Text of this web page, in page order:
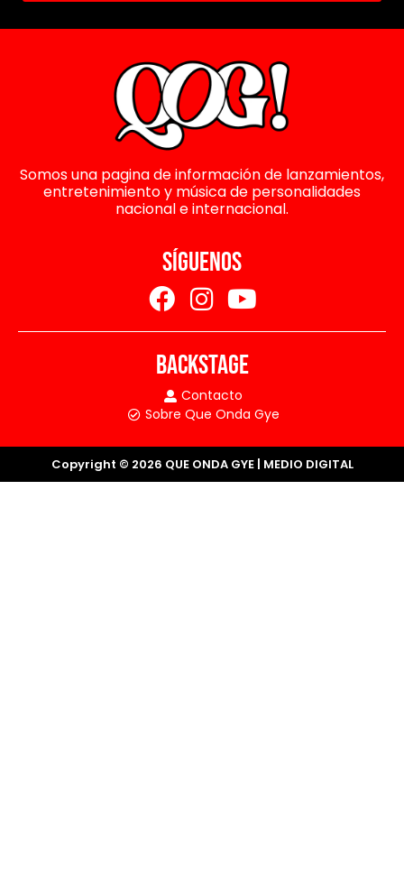
Somos una pagina de información de lanzamientos,
entretenimiento y música de personalidades
nacional e internacional.
SÍGUENOS
BACKSTAGE
Contacto
Sobre Que Onda Gye
Copyright © 2026 QUE ONDA GYE | MEDIO DIGITAL